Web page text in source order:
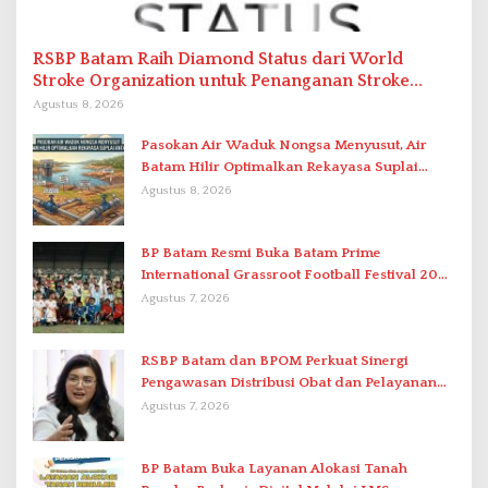
RSBP Batam Raih Diamond Status dari World
Stroke Organization untuk Penanganan Stroke
Berstandar Internasional
Agustus 8, 2026
Pasokan Air Waduk Nongsa Menyusut, Air
Batam Hilir Optimalkan Rekayasa Suplai
Antar-IPAM
Agustus 8, 2026
BP Batam Resmi Buka Batam Prime
International Grassroot Football Festival 2026
di Stadion Temenggung Abdul Jamal
Agustus 7, 2026
RSBP Batam dan BPOM Perkuat Sinergi
Pengawasan Distribusi Obat dan Pelayanan
Kefarmasian
Agustus 7, 2026
BP Batam Buka Layanan Alokasi Tanah